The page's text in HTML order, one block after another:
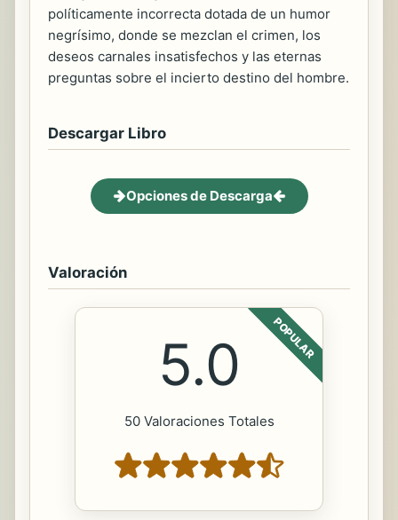
políticamente incorrecta dotada de un humor
negrísimo, donde se mezclan el crimen, los
deseos carnales insatisfechos y las eternas
preguntas sobre el incierto destino del hombre.
Descargar Libro
Opciones de Descarga
Valoración
POPULAR
5.0
50 Valoraciones Totales